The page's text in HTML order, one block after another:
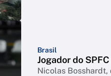
Brasil
Jogador do
Nicolas Bosshardt,